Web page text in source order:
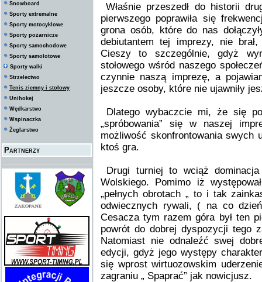
Snowboard
Sporty extremalne
Sporty motocyklowe
Sporty pożarnicze
Sporty samochodowe
Sporty samolotowe
Sporty walki
Strzelectwo
Tenis ziemny i stołowy
Unihokej
Wędkarstwo
Wspinaczka
Żeglarstwo
Partnerzy
Właśnie przeszedł do historii
pierwszego poprawiła się
grona osób, które do nas
debiutantem tej imprezy, nie
Cieszy to szczególnie, gdyż
stołowego wśród naszego
czynnie naszą imprezę, a
jeszcze osoby, które nie ujawniły
Dlatego wybaczcie mi, że się
„spróbowania” się w naszej
możliwość skonfrontowania swych
ktoś gra.
Drugi turniej to wciąż
Wolskiego. Pomimo iż
„pełnych obrotach „ to i tak
odwiecznych rywali, ( na co
Cesacza tym razem góra był ten
powrót do dobrej dyspozycji tego
Natomiast nie odnaleźć swej
edycji, gdyż jego występy
się wprost wirtuozowskim
zagraniu „ Spaprać” jak nowicjusz.